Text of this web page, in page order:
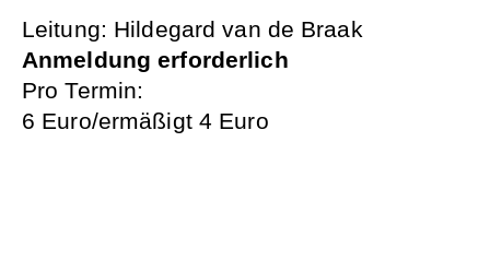
Leitung: Hildegard van de Braak
Anmeldung erforderlich
Pro Termin:
6 Euro/ermäßigt 4 Euro